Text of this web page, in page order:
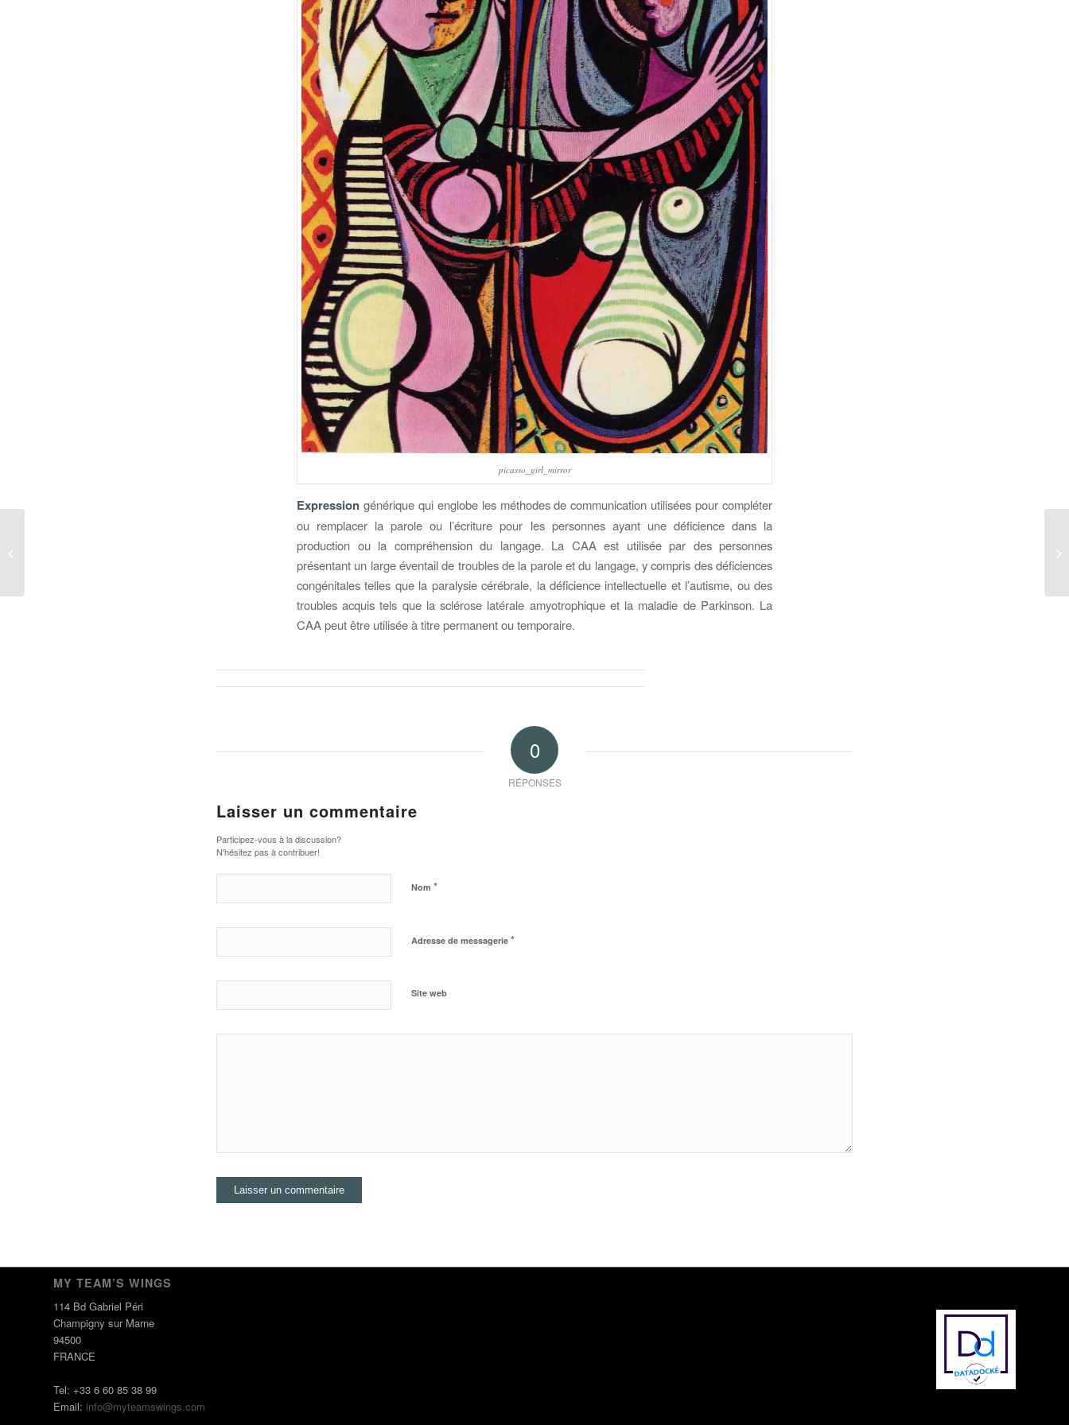
picasso_girl_mirror
Expression générique qui englobe les méthodes de communication utilisées pour compléter
ou remplacer la parole ou l’écriture pour les personnes ayant une déficience dans la
production ou la compréhension du langage. La CAA est utilisée par des personnes
présentant un large éventail de troubles de la parole et du langage, y compris des déficiences
congénitales telles que la paralysie cérébrale, la déficience intellectuelle et l’autisme, ou des
troubles acquis tels que la sclérose latérale amyotrophique et la maladie de Parkinson. La
CAA peut être utilisée à titre permanent ou temporaire.
0
RÉPONSES
Laisser un commentaire
Participez-vous à la discussion?
N'hésitez pas à contribuer!
Nom *
Adresse de messagerie *
Site web
MY TEAM’S WINGS
114 Bd Gabriel Péri
Champigny sur Marne
94500
FRANCE
Tel: +33 6 60 85 38 99
Email: info@myteamswings.com